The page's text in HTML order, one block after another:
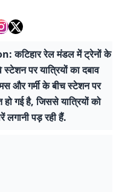
रेल मंडल में ट्रेनों के
पर यात्रियों का दबाव
और गर्मी के बीच स्टेशन पर
गई है, जिससे यात्रियों को
लगानी पड़ रही हैं.